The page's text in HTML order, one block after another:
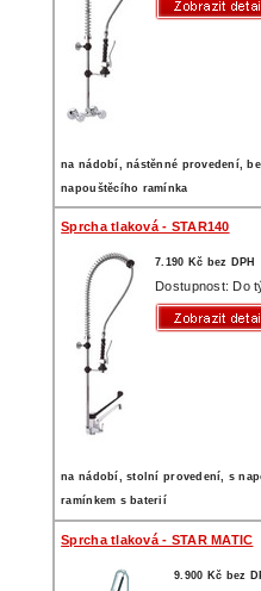
na nádobí, nástěnné provedení,
napouštěcího ramínka
Sprcha tlaková - STAR140
7.190 Kč bez DPH
Dostupnost: Do
na nádobí, stolní provedení, s
ramínkem s baterií
Sprcha tlaková - STAR MATIC
9.900 Kč bez